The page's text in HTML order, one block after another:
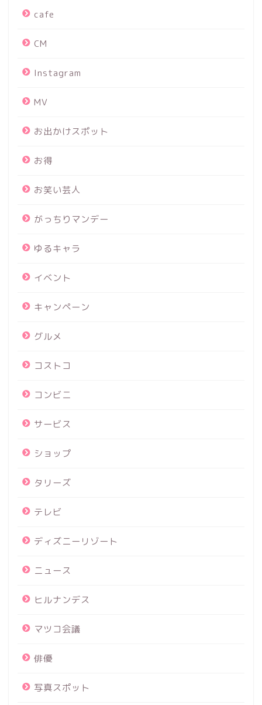
cafe
CM
Instagram
MV
お出かけスポット
お得
お笑い芸人
がっちりマンデー
ゆるキャラ
イベント
キャンペーン
グルメ
コストコ
コンビニ
サービス
ショップ
タリーズ
テレビ
ディズニーリゾート
ニュース
ヒルナンデス
マツコ会議
俳優
写真スポット